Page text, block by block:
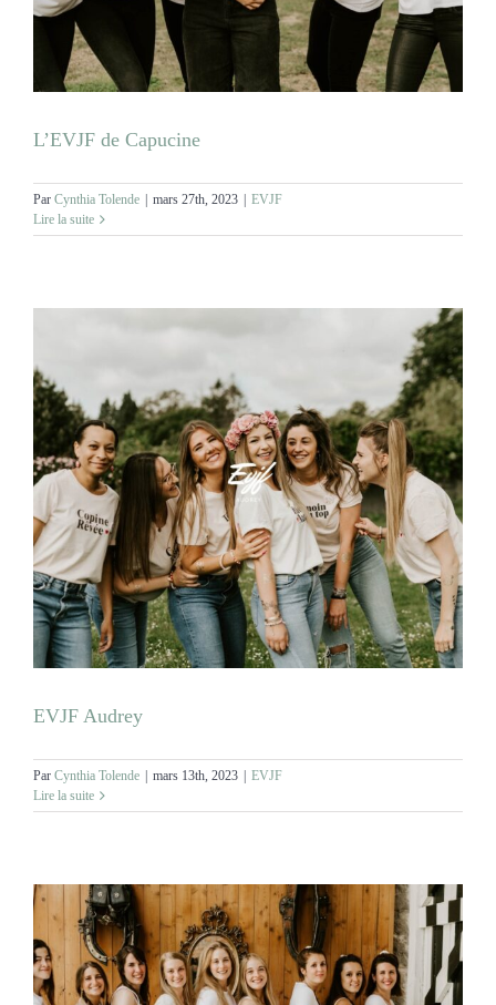
NOS ACTIVITES
CGV
L’EVJF de Capucine
Par Cynthia Tolende | mars 27th, 2023 | EVJF
Lire la suite
EVJF Audrey
Par Cynthia Tolende mars 13th, 2023
EVJF
Lire la suite